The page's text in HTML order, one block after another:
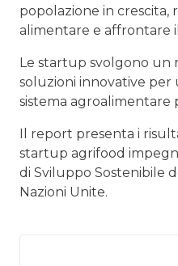
popolazione in crescita,
alimentare e affrontare
Le startup svolgono un
soluzioni innovative per
sistema agroalimentare
Il report presenta i
startup agrifood
di Sviluppo Sostenibile
Nazioni Unite.